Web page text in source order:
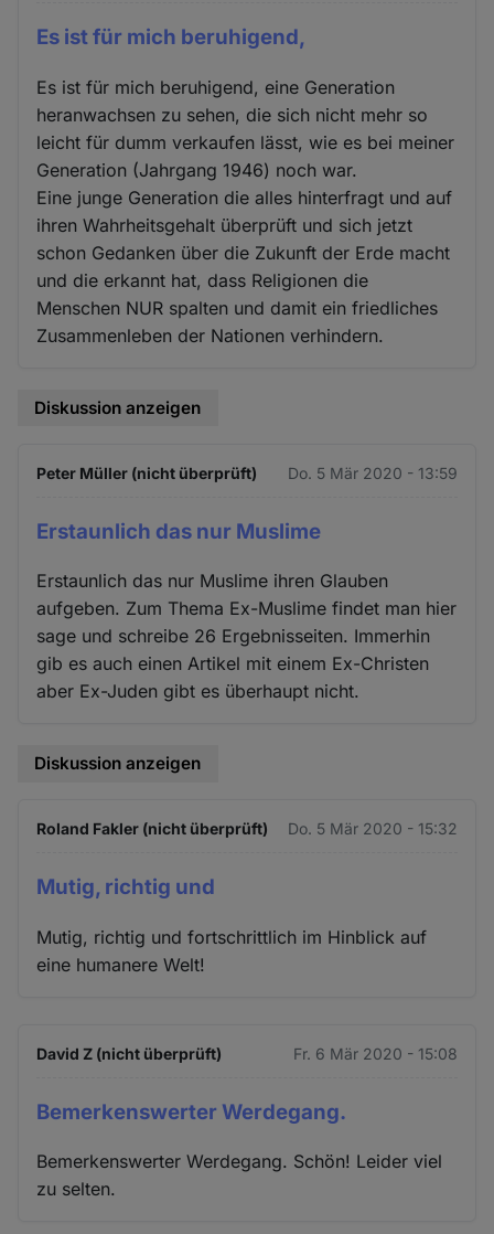
Es ist für mich beruhigend,
Es ist für mich beruhigend, eine Generation
heranwachsen zu sehen, die sich nicht mehr so
leicht für dumm verkaufen lässt, wie es bei meiner
Generation (Jahrgang 1946) noch war.
Eine junge Generation die alles hinterfragt und auf
ihren Wahrheitsgehalt überprüft und sich jetzt
schon Gedanken über die Zukunft der Erde macht
und die erkannt hat, dass Religionen die
Menschen NUR spalten und damit ein friedliches
Zusammenleben der Nationen verhindern.
Diskussion anzeigen
Peter Müller (nicht überprüft) Do. 5 Mär 2020 - 13:59
Erstaunlich das nur Muslime
Erstaunlich das nur Muslime ihren Glauben
aufgeben. Zum Thema Ex-Muslime findet man hier
sage und schreibe 26 Ergebnisseiten. Immerhin
gib es auch einen Artikel mit einem Ex-Christen
aber Ex-Juden gibt es überhaupt nicht.
Diskussion anzeigen
Roland Fakler (nicht überprüft) Do. 5 Mär 2020 - 15:32
Mutig, richtig und
Mutig, richtig und fortschrittlich im Hinblick auf
eine humanere Welt!
David Z (nicht überprüft) Fr. 6 Mär 2020 - 15:08
Bemerkenswerter Werdegang.
Bemerkenswerter Werdegang. Schön! Leider viel
zu selten.